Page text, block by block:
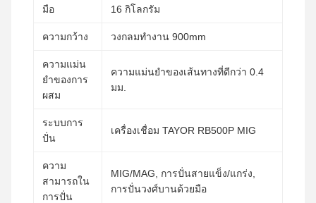
มือ
16 กิโลกรัม
ความกว้าง วงกลมทํางาน 900mm
ความแม่น
ยําของการ
ผสม
ความแม่นยําของเส้นทางที่ดีกว่า 0.4
มม.
ระบบการ
ปั่น
เครื่องเชื่อม TAYOR RB500P MIG
ความ
สามารถใน
การปั่น
MIG/MAG, การปั่นสายแข็ง/แกร่ง,
การปั่นวงศ์บานด้วยมือ